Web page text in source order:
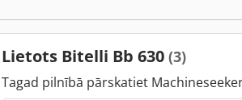
Lietots Bitelli Bb 630 (3)
Tagad pilnībā pārskatiet